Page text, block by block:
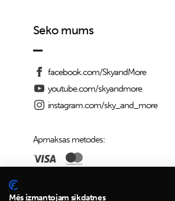
Seko mums
facebook.com/SkyandMore
youtube.com/skyandmore
instagram.com/sky_and_more
Apmaksas metodes:
Piegādes iespējas:
Mēs izmantojam sīkdatnes